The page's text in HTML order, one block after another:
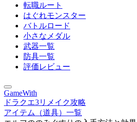
転職ルート
はぐれモンスター
バトルロード
小さなメダル
武器一覧
防具一覧
評価レビュー
GameWith
ドラクエ3リメイク攻略
アイテム（道具）一覧